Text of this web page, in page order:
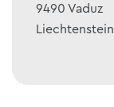
9490 Vaduz
Liechtenstein